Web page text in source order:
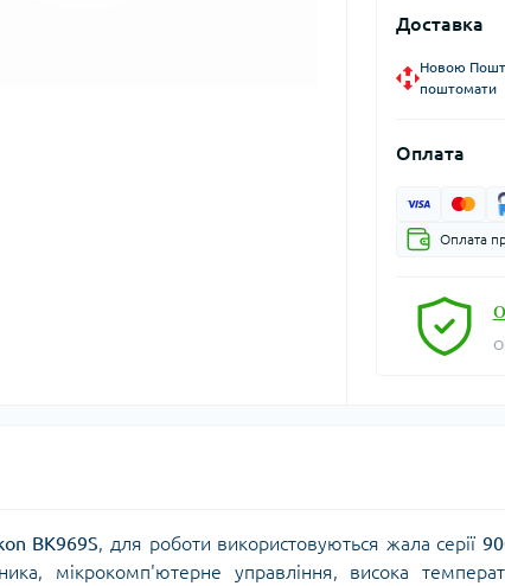
Доставка
Новою
поштомати
Оплата
Оплата
BK969S, для роботи використовуються жала серії
мікрокомп'ютерне управління, висока